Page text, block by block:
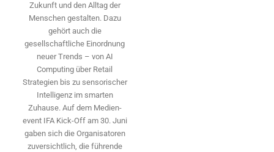
Zukunft und den Alltag der
Menschen gestalten. Dazu
gehört auch die
gesellschaftliche Einordnung
neuer Trends – von AI
Computing über Retail
Strategien bis zu sensorischer
Intelligenz im smarten
Zuhause. Auf dem Medien­
event IFA Kick-Off am 30. Juni
gaben sich die Organisatoren
zuversichtlich, die führende